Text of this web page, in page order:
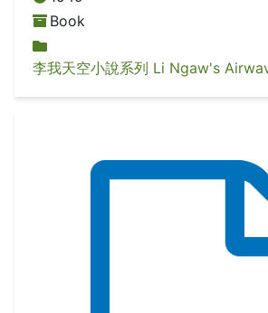
Book
李我天空小說系列 Li Ngaw's